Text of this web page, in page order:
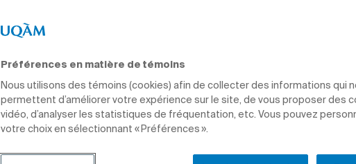
Préférences en matière de témoins
Nous utilisons des témoins (cookies) afin de collecter des informations qui
permettent d’améliorer votre expérience sur le site, de vous proposer des
vidéo, d’analyser les statistiques de fréquentation, etc. Vous pouvez
votre choix en sélectionnant « Préférences ».